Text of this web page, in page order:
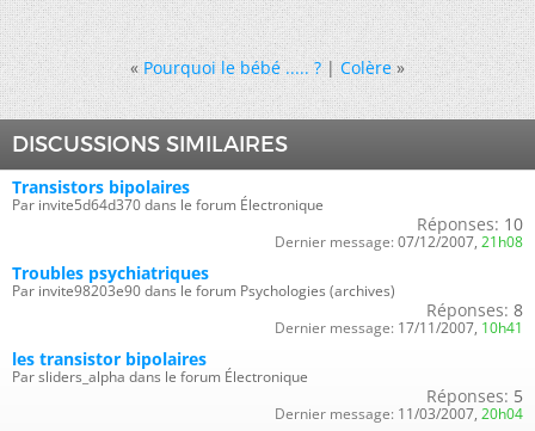
« Pourquoi le bébé ..... ?|Colère »
DISCUSSIONS SIMILAIRES
Transistors bipolaires
Par invite5d64d370 dans le forum Électronique
Réponses: 10
Dernier message: 07/12/2007, 21h08
Troubles psychiatriques
Par invite98203e90 dans le forum Psychologies (archives)
Réponses: 8
Dernier message: 17/11/2007, 10h41
les transistor bipolaires
Par sliders_alpha dans le forum Électronique
Réponses: 5
Dernier message: 11/03/2007, 20h04